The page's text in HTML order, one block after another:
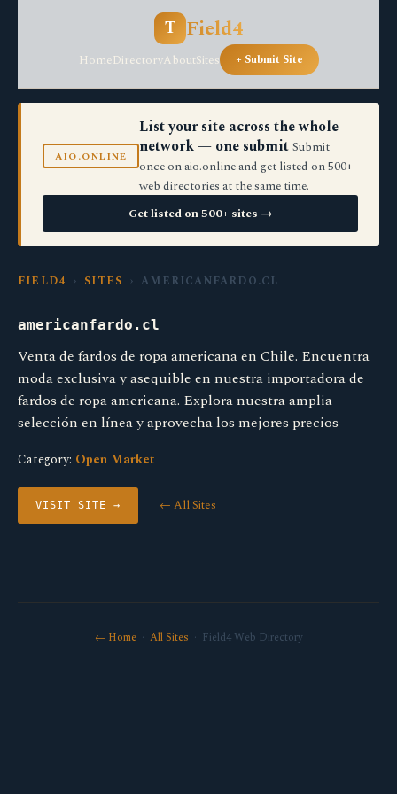
T Field4
HomeDirectoryAboutSites + Submit Site
AIO.ONLINE
List your site across the whole
network — one submit Submit
once on aio.online and get listed on 500+
web directories at the same time.
Get listed on 500+ sites →
FIELD4 › SITES › AMERICANFARDO.CL
americanfardo.cl
Venta de fardos de ropa americana en Chile. Encuentra
moda exclusiva y asequible en nuestra importadora de
fardos de ropa americana. Explora nuestra amplia
selección en línea y aprovecha los mejores precios
Category: Open Market
VISIT SITE → ← All Sites
← Home· All Sites · Field4 Web Directory